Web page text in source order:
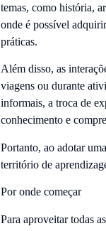
temas, como história,
onde é possível
práticas.
Além disso, as
viagens ou durante
informais, a troca de
conhecimento e
Portanto, ao adotar
território de
Por onde começar
Para aproveitar todas